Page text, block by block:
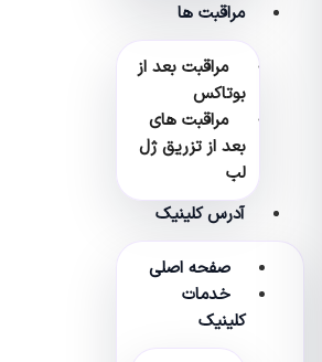
مراقبت ها
مراقبت بعد از
بوتاکس
مراقبت های
بعد از تزریق ژل
لب
آدرس کلینیک
صفحه اصلی
خدمات
کلینیک